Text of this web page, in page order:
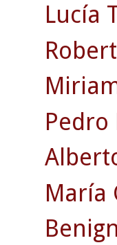
Lucía
Pedro
María